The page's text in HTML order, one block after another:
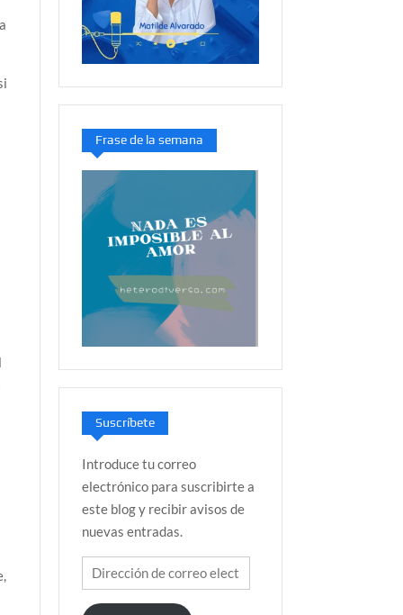
Frase de la semana
Suscríbete
Introduce tu correo
electrónico para suscribirte a
este blog y recibir avisos de
nuevas entradas.
Dirección
de
correo